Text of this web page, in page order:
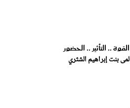
القوة .. التأثير .. الحضور
لمى بنت إبراهيم الشثري